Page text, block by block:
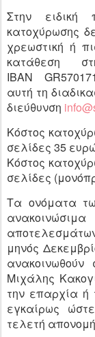
Στην
κατοχύρωσης
χρεωστική ή
κατάθεση
IBAN
αυτή τη
διεύθυνση
Κόστος
σελίδες 35
Κόστος
σελίδες
Τα ονόματα
μηνός
Μιχάλης
την επαρχία ή
εγκαίρως
τελετή